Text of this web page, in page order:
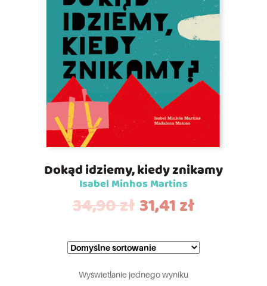
Dokąd idziemy, kiedy znikamy
Isabel Minhos Martins
34,90zł31,41zł
Wyświetlanie jednego wyniku